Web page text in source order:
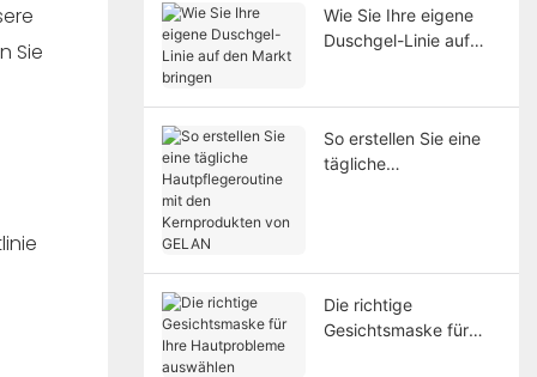
Sie
Wie Sie Ihre eigene
Duschgel-Linie auf
So erstellen Sie eine
tägliche
Die richtige
Gesichtsmaske für